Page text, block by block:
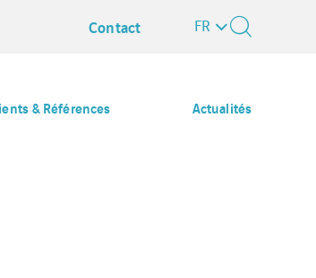
Contact FR
& Références Actualités